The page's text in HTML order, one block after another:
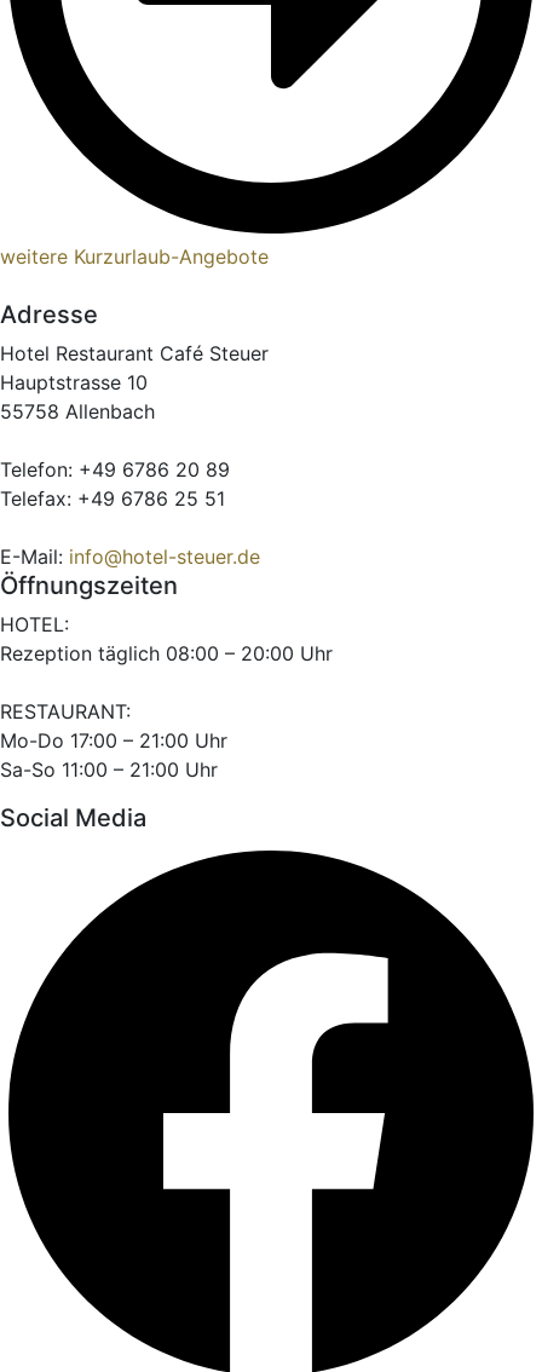
weitere Kurzurlaub-Angebote
Adresse
Hotel Restaurant Café Steuer
Hauptstrasse 10
55758 Allenbach
Telefon: +49 6786 20 89
Telefax: +49 6786 25 51
E-Mail: info@hotel-steuer.de
Öffnungszeiten
HOTEL:
Rezeption täglich 08:00 – 20:00 Uhr
RESTAURANT:
Mo-Do 17:00 – 21:00 Uhr
Sa-So 11:00 – 21:00 Uhr
Social Media